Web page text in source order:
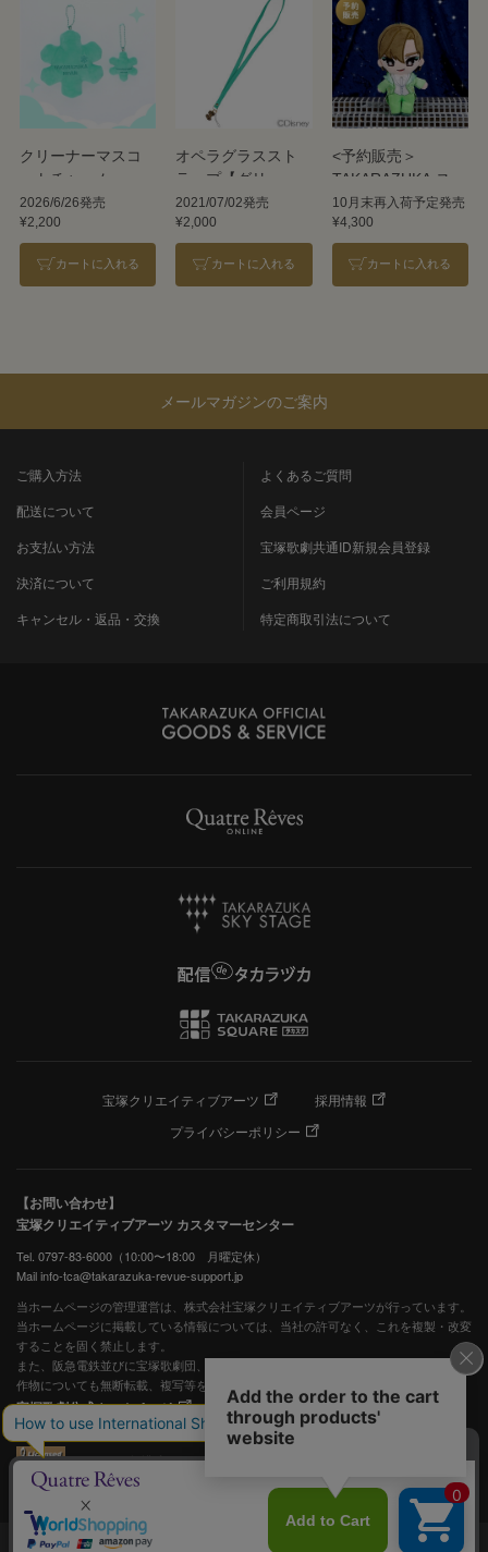
クリーナーマスコ
ットチャーム
M【Snow】
2026/6/26発売
¥2,200
カートに入れる
オペラグラススト
ラップ【グリー
ン】／ディズニー
2021/07/02発売
¥2,000
カートに入れる
<予約販売＞
TAKARAZUKA スタ
ーぬいぐるみ【朝
美絢】
10月末再入荷予定発売
¥4,300
カートに入れる
メールマガジンのご案内
ご購入方法
配送について
お支払い方法
決済について
キャンセル・返品・交換
よくあるご質問
会員ページ
宝塚歌劇共通ID新規会員登録
ご利用規約
特定商取引法について
宝塚クリエイティブアーツ
採用情報
プライバシーポリシー
【お問い合わせ】
宝塚クリエイティブアーツ カスタマーセンター
Tel. 0797-83-6000（10:00〜18:00 月曜定休）
Mail info-tca@takarazuka-revue-support.jp
当ホームページの管理運営は、株式会社宝塚クリエイティブアーツが行っています。
当ホームページに掲載している情報については、当社の許可なく、これを複製・改変
することを固く禁止します。
また、阪急電鉄並びに宝塚歌劇団、宝塚クリエイティブアーツの出版物ほか写真等著
作物についても無断転載、複写等を禁じます。
宝塚歌劇公式ホームページ
JASRAC許諾番号：S0507081515
JASRAC許諾番号：9009941002Y45040
©宝塚歌劇 ©宝塚クリエイティブアーツ